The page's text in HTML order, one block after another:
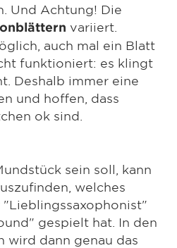
Und Achtung! Die
variiert.
auch mal ein Blatt
funktioniert: es klingt
Deshalb immer eine
und hoffen, dass
ok sind.
sein soll, kann
welches
gespielt hat. In den
wird dann genau das